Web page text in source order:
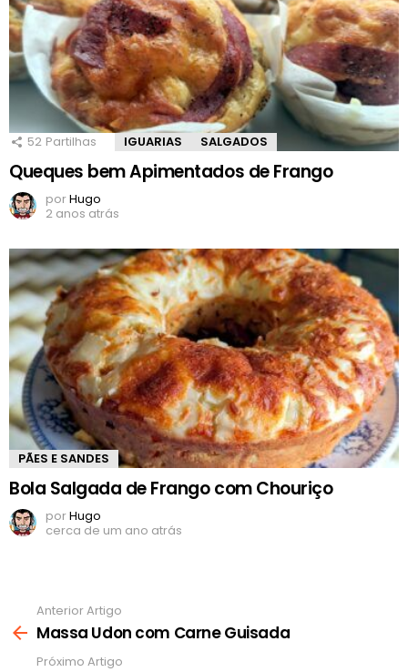
52 Partilhas IGUARIAS SALGADOS
Queques bem Apimentados de Frango
porHugo
2 anos atrás
PÃES E SANDES
Bola Salgada de Frango com Chouriço
porHugo
cerca de um ano atrás
mais
Anterior Artigo
Massa Udon com Carne Guisada
Próximo Artigo